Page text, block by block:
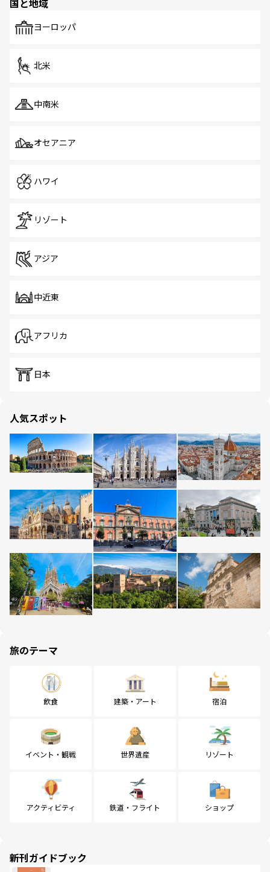
国と地域
ヨーロッパ
北米
中南米
オセアニア
ハワイ
リゾート
アジア
中近東
アフリカ
日本
人気スポット
旅のテーマ
飲食 建築・アート 宿泊
イベント・観戦 世界遺産 リゾート
アクティビティ 鉄道・フライト ショップ
新刊ガイドブック